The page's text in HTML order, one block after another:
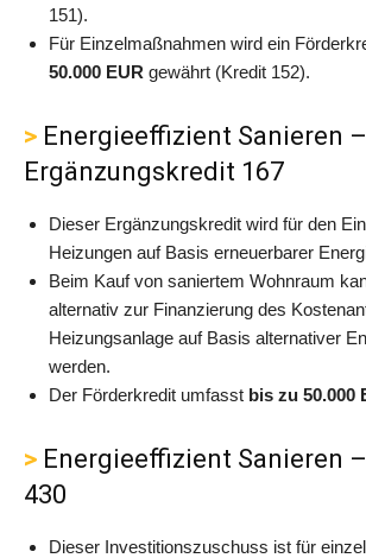
151).
Für Einzelmaßnahmen wird ein
50.000 EUR gewährt (Kredit 152).
Energieeffizient Sanieren –
Ergänzungskredit 167
Dieser Ergänzungskredit wird für den
Heizungen auf Basis erneuerbarer
Beim Kauf von saniertem Wohnraum
alternativ zur Finanzierung des
Heizungsanlage auf Basis alternativer
werden.
Der Förderkredit umfasst bis zu 50.000
Energieeffizient Sanieren
430
Dieser Investitionszuschuss ist für